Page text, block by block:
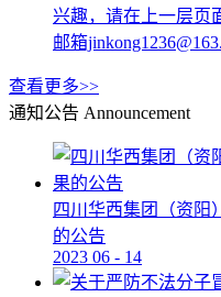
兴趣，请在上一层页
邮箱
查看更多>>
通知公告 Announcement
四川华西集团（资阳
的公告
2023 06 - 14